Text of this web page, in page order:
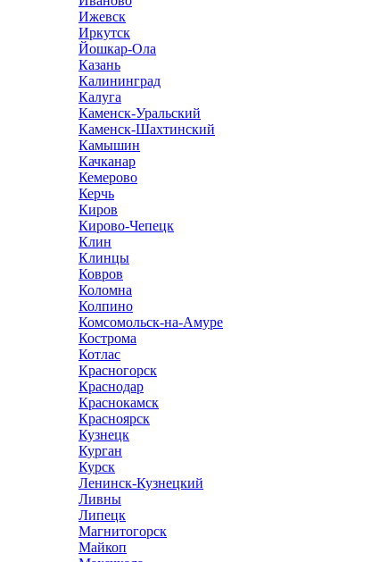
Ижевск
Иркутск
Йошкар-Ола
Казань
Калининград
Калуга
Каменск-Уральский
Каменск-Шахтинский
Камышин
Качканар
Кемерово
Керчь
Киров
Кирово-Чепецк
Клин
Клинцы
Ковров
Коломна
Колпино
Комсомольск-на-Амуре
Кострома
Котлас
Красногорск
Краснодар
Краснокамск
Красноярск
Кузнецк
Курган
Курск
Ленинск-Кузнецкий
Ливны
Липецк
Магнитогорск
Майкоп